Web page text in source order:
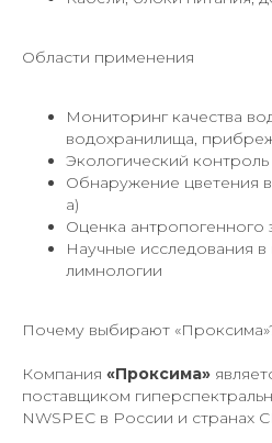
Области применения
Мониторинг качества
водохранилища,
Экологический
Обнаружение цветения
а)
Оценка антропогенного
Научные исследования в
лимнологии
Почему выбирают
Компания «Проксима»
поставщиком
NWSPEC в России и странах